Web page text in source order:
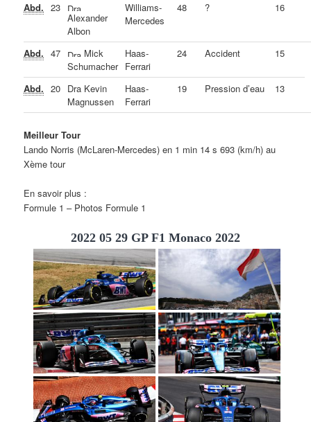
Abd. 23
Alexander
Albon
Williams-
Mercedes
48 ? 16
Abd. 47
Mick
Schumacher
Haas-
Ferrari
24 Accident 15
Abd. 20
Kevin
Magnussen
Haas-
Ferrari
19 Pression d’eau 13
Meilleur Tour
Lando Norris (McLaren-Mercedes) en 1 min 14 s 693 (km/h) au
Xème tour
En savoir plus :
Formule 1 – Photos Formule 1
2022 05 29 GP F1 Monaco 2022